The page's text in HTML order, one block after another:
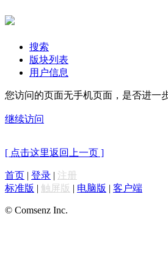
搜索
版块列表
用户信息
您访问的页面无手机页面，是否进一
继续访问
[ 点击这里返回上一页 ]
首页 | 登录 | 注册
标准版 | 触屏版 | 电脑版 | 客户端
© Comsenz Inc.